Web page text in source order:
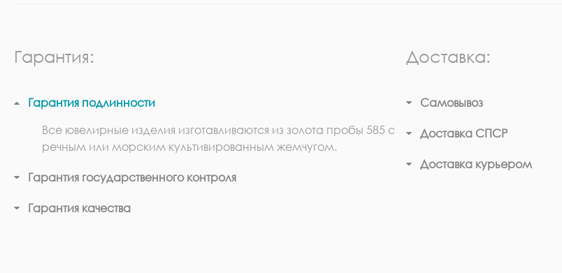
Гарантия:
Гарантия подлинности
Все ювелирные изделия изготавливаются из золота пробы 585 с
речным или морским культивированным жемчугом.
Гарантия государственного контроля
Гарантия качества
Доставка:
Самовывоз
Доставка СПСР
Доставка курьером